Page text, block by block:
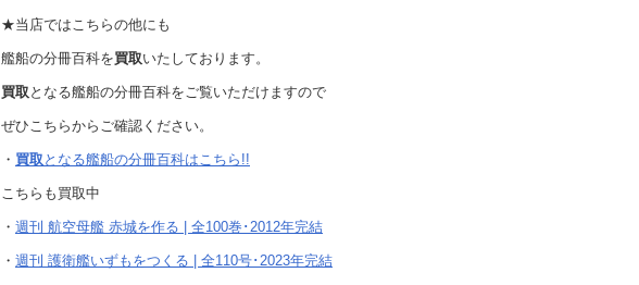
★当店ではこちらの他にも
艦船の分冊百科を買取いたしております。
買取 となる艦船の分冊百科をご覧いただけますので
ぜひこちらからご確認ください。
・ 買取 となる艦船の分冊百科はこちら!!
こちらも買取中
・ 週刊 航空母艦 赤城を作る | 全100巻･2012年完結
・ 週刊 護衛艦いずもをつくる | 全110号･2023年完結